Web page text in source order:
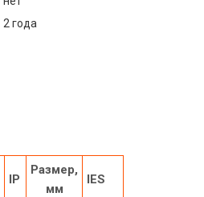
2 года
IP
Размер,
мм
IES